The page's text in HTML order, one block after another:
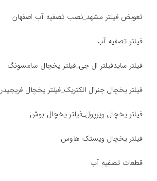
تعویض فیلتر مشهد_نصب تصفیه آب اصفهان
فیلتر تصفیه آب
فیلتر سایدفیلتر ال جی_فیلتر یخچال سامسونگ
فیلتر یخچال جنرال الکتریک_فیلتر یخچال فریجیدر
فیلتر یخچال ویرپول_فیلتر یخچال بوش
فیلتر یخچال ویستک هاوس
قطعات تصفیه آب